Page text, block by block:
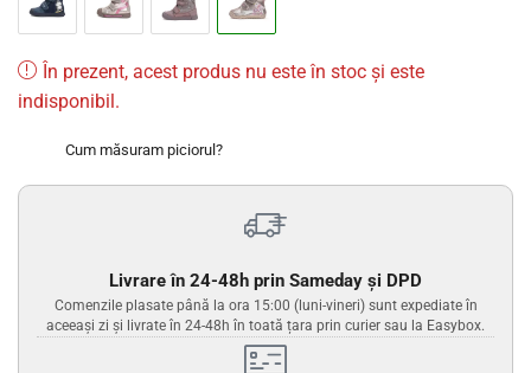
În prezent, acest produs nu este în stoc și este
indisponibil.
Cum măsuram piciorul?
Livrare în 24-48h prin Sameday și DPD
Comenzile plasate până la ora 15:00 (luni-vineri) sunt expediate în
aceeași zi și livrate în 24-48h în toată țara prin curier sau la Easybox.